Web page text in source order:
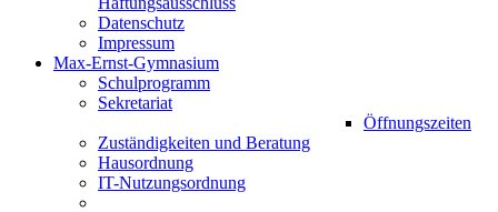
Datenschutz
Impressum
Max-Ernst-Gymnasium
Schulprogramm
Sekretariat
Öffnungszeiten
Zuständigkeiten und Beratung
Hausordnung
IT-Nutzungsordnung